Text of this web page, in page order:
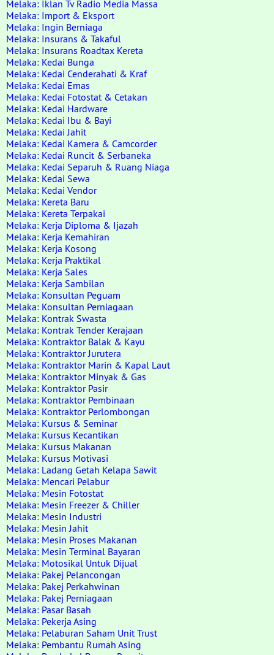
Melaka: Iklan Tv Radio Media Massa
Melaka: Import & Eksport
Melaka: Ingin Berniaga
Melaka: Insurans & Takaful
Melaka: Insurans Roadtax Kereta
Melaka: Kedai Bunga
Melaka: Kedai Cenderahati & Kraf
Melaka: Kedai Emas
Melaka: Kedai Fotostat & Cetakan
Melaka: Kedai Hardware
Melaka: Kedai Ibu & Bayi
Melaka: Kedai Jahit
Melaka: Kedai Kamera & Camcorder
Melaka: Kedai Runcit & Serbaneka
Melaka: Kedai Separuh & Ruang Niaga
Melaka: Kedai Sewa
Melaka: Kedai Vendor
Melaka: Kereta Baru
Melaka: Kereta Terpakai
Melaka: Kerja Diploma & Ijazah
Melaka: Kerja Kemahiran
Melaka: Kerja Kosong
Melaka: Kerja Praktikal
Melaka: Kerja Sales
Melaka: Kerja Sambilan
Melaka: Konsultan Peguam
Melaka: Konsultan Perniagaan
Melaka: Kontrak Swasta
Melaka: Kontrak Tender Kerajaan
Melaka: Kontraktor Balak & Kayu
Melaka: Kontraktor Jurutera
Melaka: Kontraktor Marin & Kapal Laut
Melaka: Kontraktor Minyak & Gas
Melaka: Kontraktor Pasir
Melaka: Kontraktor Pembinaan
Melaka: Kontraktor Perlombongan
Melaka: Kursus & Seminar
Melaka: Kursus Kecantikan
Melaka: Kursus Makanan
Melaka: Kursus Motivasi
Melaka: Ladang Getah Kelapa Sawit
Melaka: Mencari Pelabur
Melaka: Mesin Fotostat
Melaka: Mesin Freezer & Chiller
Melaka: Mesin Industri
Melaka: Mesin Jahit
Melaka: Mesin Proses Makanan
Melaka: Mesin Terminal Bayaran
Melaka: Motosikal Untuk Dijual
Melaka: Pakej Pelancongan
Melaka: Pakej Perkahwinan
Melaka: Pakej Perniagaan
Melaka: Pasar Basah
Melaka: Pekerja Asing
Melaka: Pelaburan Saham Unit Trust
Melaka: Pembantu Rumah Asing